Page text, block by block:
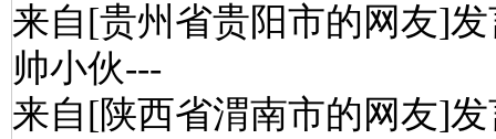
来自[贵州省贵阳市的网友]
帅小伙---
来自[陕西省渭南市的网友]